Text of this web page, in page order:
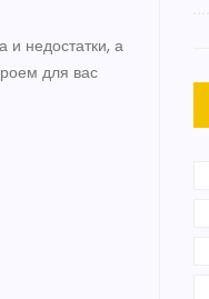
и недостатки, а
для вас